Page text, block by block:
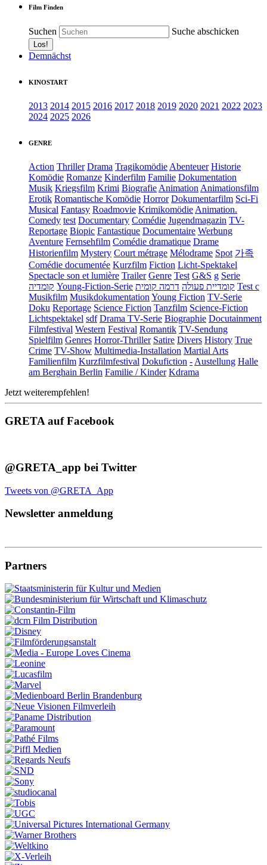
Film Finden
Suchen Suche abschicken
Demnächst
KINOSTART
2013 2014 2015 2016 2017 2018 2019 2020 2021 2022 2023
2024 2025 2026
GENRE
Action Thriller Drama Tragikomödie Abenteuer Historie
Komödie Romanze Kinderfilm Familie Dokumentation
Musik Kriegsfilm Krimi Biografie Animation Animationsfilm
Erotik Romantische Komödie Horror Dokumentarfilm Sci-Fi
Musical Fantasy Roadmovie Krimikomödie Animation.
Comedy test Documentary Comédie Jugendmagazin TV-
Reportage Biopic Fantastique Documentaire Werbung
Aventure Fernsehfilm Comédie dramatique Drame
Historienfilm Mystery Court métrage Mélodrame Spot 가족
Comédie documentée Kurzfilm Fiction Licht-Spektakel
Spectacle son et lumière Trailer Genre Test G&S g Serie
קומדיה Young-Fiction-Serie קומדיית פעולה דרמה קומית
Test c
Musikfilm Musikdokumentation Young Fiction TV-Serie
Doku Reportage Science Fiction Tanzfilm Science-Fiction
Lichtspektakel sdf Drama TV-Serie Biographie Docutainment
Filmfestival Western Festival Romantik TV-Sendung
Spielfilm Genres Horror-Thriller Satire Divers History True
Crime TV-Show Multimedia-Installation Martial Arts
Familienfilm Kurzfilmfestival Dokufiction - Austellung Halle
am Berghain Berlin Familie / Kinder Kdrama
Jetzt weiterempfehlen!
GRETA auf Facebook
@GRETA_app bei Twitter
Tweets von @GRETA_App
Newsletter anmeldung
Partners